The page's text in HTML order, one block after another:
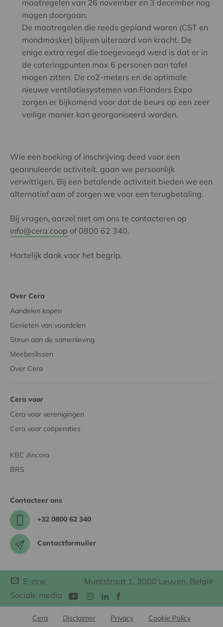
maatregelen van 26 november en 3 december nog
mogen doorgaan.
De maatregelen die reeds gepland waren (CST en
mondmasker) blijven uiteraard van kracht. De
enige extra regel die toegevoegd werd is dat er in
de cateringpunten max 6 personen aan tafel
mogen zitten. De co2-meters en de optimale
nieuwe ventilatiesystemen van Flanders Expo
zorgen er bijkomend voor dat de beurs op een zeer
veilige manier kan georganiseerd worden.
Wie een boeking of inschrijving deed voor een
geannuleerde activiteit, gaan we persoonlijk
verwittigen. Bij een betalende activiteit bieden we een
alternatief aan of zorgen we voor een terugbetaling.
Bij vragen, aarzel niet om ons te contacteren op
info@cera.coop of 0800 62 340.
Hartelijk dank voor het begrip.
Over Cera
Aandelen kopen
Genieten van voordelen
Steun aan de samenleving
Meebeslissen
Over Cera
Cera voor
Cera voor verenigingen
Cera voor coöperaties
KBC Ancora
BRS
Contacteer ons
+32 0800 62 340
Contactformulier
E-zine
Muntstraat 1, 3000 Leuven, België
Sociale media
Cera Disclaimer Privacy
Cookie Policy